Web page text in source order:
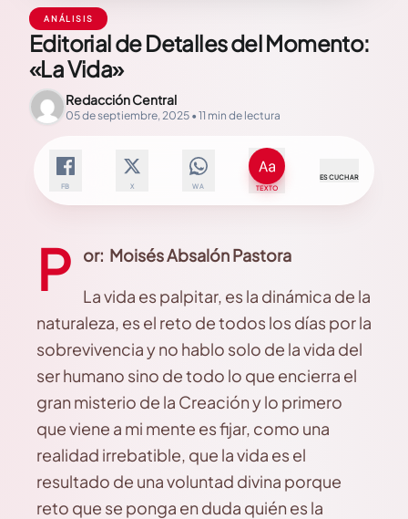
ANÁLISIS
Editorial de Detalles del Momento:
«La Vida»
Redacción Central
05 de septiembre, 2025 • 11 min de lectura
FB X WA TEXTO
ESCUCHAR
P
or: Moisés Absalón Pastora
La vida es palpitar, es la dinámica de la
naturaleza, es el reto de todos los días por la
sobrevivencia y no hablo solo de la vida del
ser humano sino de todo lo que encierra el
gran misterio de la Creación y lo primero
que viene a mi mente es fijar, como una
realidad irrebatible, que la vida es el
resultado de una voluntad divina porque
reto que se ponga en duda quién es la